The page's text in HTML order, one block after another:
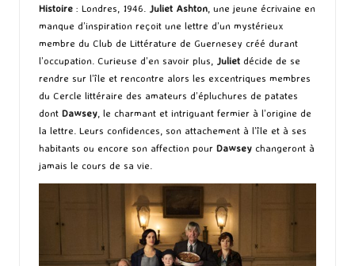
Histoire : Londres, 1946. Juliet Ashton , une jeune écrivaine en
manque d’inspiration reçoit une lettre d’un mystérieux
membre du Club de Littérature de Guernesey créé durant
l’occupation. Curieuse d’en savoir plus,
Juliet décide de se
rendre sur l’île et rencontre alors les excentriques membres
du Cercle littéraire des amateurs d’épluchures de patates
dont Dawsey , le charmant et intriguant fermier à l’origine de
la lettre. Leurs confidences, son attachement à l’île et à ses
habitants ou encore son affection pour Dawsey changeront à
jamais le cours de sa vie.